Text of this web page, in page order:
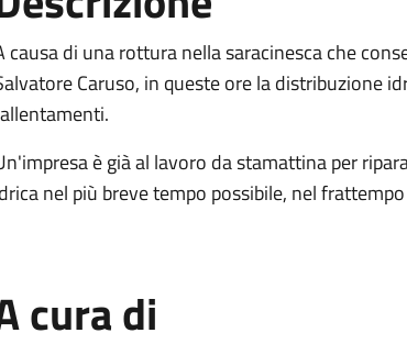
causa di una rottura nella saracinesca che
Caruso, in queste ore la distribuzione
è già al lavoro da stamattina per
nel più breve tempo possibile, nel
cura di